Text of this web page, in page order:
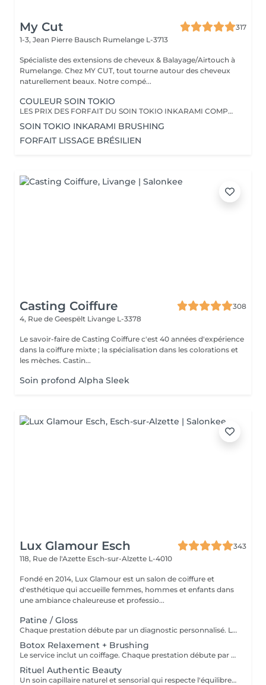
My Cut
317
1-3, Jean Pierre Bausch Rumelange L-3713
Spécialiste des extensions de cheveux & Balayage/Airtouch à
Rumelange. Chez MY CUT, tout tourne autour des cheveux
naturellement beaux. Notre compé...
COULEUR SOIN TOKIO
LES PRIX DES FORFAIT DU SOIN TOKIO INKARAMI COMPRENNENT LA COULEUR, LE GLOSS, LE SOIN ADAPTÉ À VOS CHEVEUX QUI RESTE JUSQU'À 3 MOIS DANS LES CHEVEUX, LES PRODUITS DE STYLING AINSI QU'UN BRUSHING/WAVY
SOIN TOKIO INKARAMI BRUSHING
FORFAIT LISSAGE BRÉSILIEN
Casting Coiffure
308
4, Rue de Geespëlt Livange L-3378
Le savoir-faire de Casting Coiffure c'est 40 années d'expérience
dans la coiffure mixte ; la spécialisation dans les colorations et
les mèches. Castin...
Soin profond Alpha Sleek
Lux Glamour Esch
343
118, Rue de l'Azette Esch-sur-Alzette L-4010
Fondé en 2014, Lux Glamour est un salon de coiffure et
d'esthétique qui accueille femmes, hommes et enfants dans
une ambiance chaleureuse et professio...
Patine / Gloss
Chaque prestation débute par un diagnostic personnalisé. Le tarif final est confirmé en salon selon les besoins de vos cheveux et la technique réalisée.
Botox Relaxement + Brushing
Le service inclut un coiffage. Chaque prestation débute par un diagnostic personnalisé. Le tarif final est confirmé en salon selon les besoins de vos cheveux et la technique réalisée.
Rituel Authentic Beauty
Un soin capillaire naturel et sensorial qui respecte l'équilibre du cuir chevelu et la beauté des cheveux. Enrichi en ingrédients d'origine naturelle, ce rituel nettoie, nourrit et sublime la fibre capillaire tout en apportant une sensation de fraîcheur et de légèreté. Profitez d'un moment de bien-être authentique et relaxant pour révéler des cheveux sains et lumineux.